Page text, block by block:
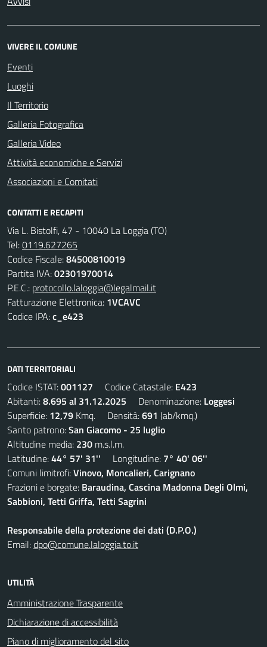
VIVERE IL COMUNE
Eventi
Luoghi
Il Territorio
Galleria Fotografica
Galleria Video
Attività economiche e Servizi
Associazioni e Comitati
CONTATTI E RECAPITI
Via L. Bistolfi, 47 - 10040 La Loggia (TO)
Tel:0119.627265
Codice Fiscale:84500810019
Partita IVA:02301970014
P.E.C.: protocollo.laloggia@legalmail.it
Fatturazione Elettronica: 1VCAVC
Codice IPA:c_e423
DATI TERRITORIALI
Codice ISTAT:001127 Codice Catastale: E423
Abitanti:8.695 al 31.12.2025 Denominazione: Loggesi
Superficie: 12,79 Kmq. Densità:691 (ab/kmq.)
Santo patrono:San Giacomo - 25 luglio
Altitudine media: 230 m.s.l.m.
Latitudine:44° 57' 31'' Longitudine: 7° 40' 06''
Comuni limitrofi:Vinovo, Moncalieri, Carignano
Frazioni e borgate: Baraudina, Cascina Madonna Degli Olmi,
Sabbioni, Tetti Griffa, Tetti Sagrini
Responsabile della protezione dei dati (D.P.O.)
Email:dpo@comune.laloggia.to.it
UTILITÀ
Amministrazione Trasparente
Dichiarazione di accessibilità
Piano di miglioramento del sito